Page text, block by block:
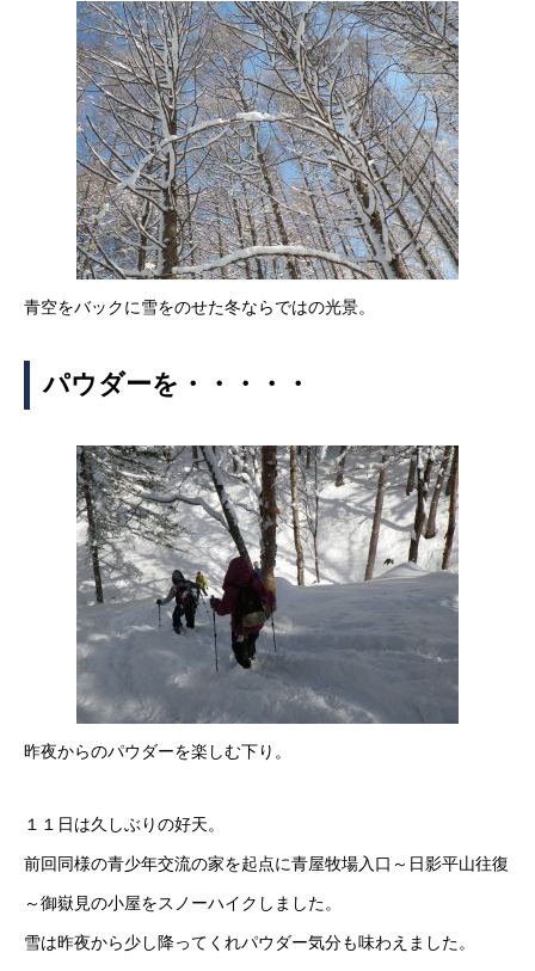
青空をバックに雪をのせた冬ならではの光景。
パウダーを・・・・・
昨夜からのパウダーを楽しむ下り。
１１日は久しぶりの好天。
前回同様の青少年交流の家を起点に青屋牧場入口～日影平山往復
～御嶽見の小屋をスノーハイクしました。
雪は昨夜から少し降ってくれパウダー気分も味わえました。